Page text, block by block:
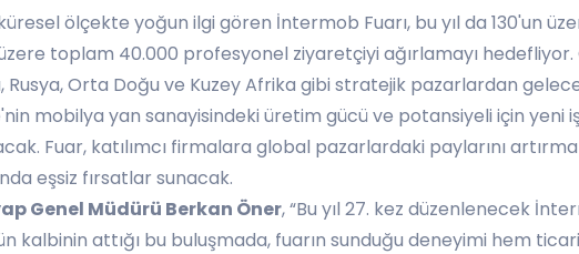
ölçekte yoğun ilgi gören İntermob Fuarı, bu yıl da 130'un
toplam 40.000 profesyonel ziyaretçiyi ağırlamayı hedefliyor.
Rusya, Orta Doğu ve Kuzey Afrika gibi stratejik pazarlardan
mobilya yan sanayisindeki üretim gücü ve potansiyeli için yeni
Fuar, katılımcı firmalara global pazarlardaki paylarını
eşsiz fırsatlar sunacak.
Genel Müdürü Berkan Öner, “Bu yıl 27. kez düzenlenecek
kalbinin attığı bu buluşmada, fuarın sunduğu deneyimi hem